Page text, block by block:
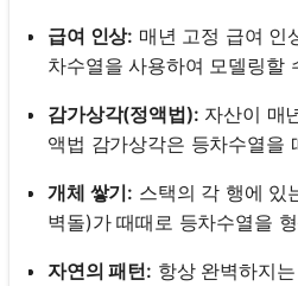
급여 인상: 매년 고정 급여 인
차수열을 사용하여 모델링할
감가상각(정액법): 자산이 매
액법 감가상각은 등차수열을
개체 쌓기: 스택의 각 행에 있
벽돌)가 때때로 등차수열을
자연의 패턴: 항상 완벽하지